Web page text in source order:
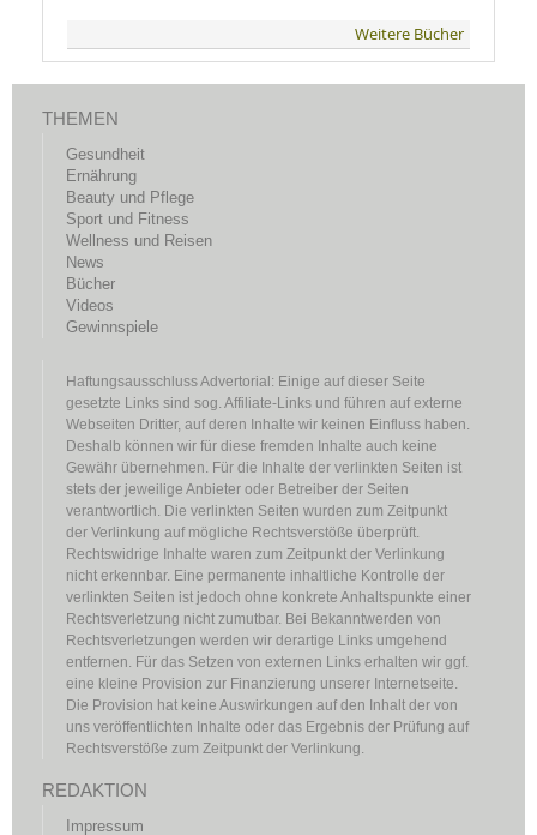
Weitere Bücher
THEMEN
Gesundheit
Ernährung
Beauty und Pflege
Sport und Fitness
Wellness und Reisen
News
Bücher
Videos
Gewinnspiele
Haftungsausschluss Advertorial: Einige auf dieser Seite
gesetzte Links sind sog. Affiliate-Links und führen auf externe
Webseiten Dritter, auf deren Inhalte wir keinen Einfluss haben.
Deshalb können wir für diese fremden Inhalte auch keine
Gewähr übernehmen. Für die Inhalte der verlinkten Seiten ist
stets der jeweilige Anbieter oder Betreiber der Seiten
verantwortlich. Die verlinkten Seiten wurden zum Zeitpunkt
der Verlinkung auf mögliche Rechtsverstöße überprüft.
Rechtswidrige Inhalte waren zum Zeitpunkt der Verlinkung
nicht erkennbar. Eine permanente inhaltliche Kontrolle der
verlinkten Seiten ist jedoch ohne konkrete Anhaltspunkte einer
Rechtsverletzung nicht zumutbar. Bei Bekanntwerden von
Rechtsverletzungen werden wir derartige Links umgehend
entfernen. Für das Setzen von externen Links erhalten wir ggf.
eine kleine Provision zur Finanzierung unserer Internetseite.
Die Provision hat keine Auswirkungen auf den Inhalt der von
uns veröffentlichten Inhalte oder das Ergebnis der Prüfung auf
Rechtsverstöße zum Zeitpunkt der Verlinkung.
REDAKTION
Impressum